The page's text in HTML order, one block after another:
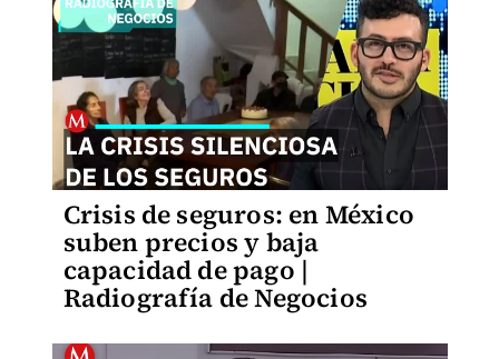
Crisis de seguros: en México
suben precios y baja
capacidad de pago |
Radiografía de Negocios